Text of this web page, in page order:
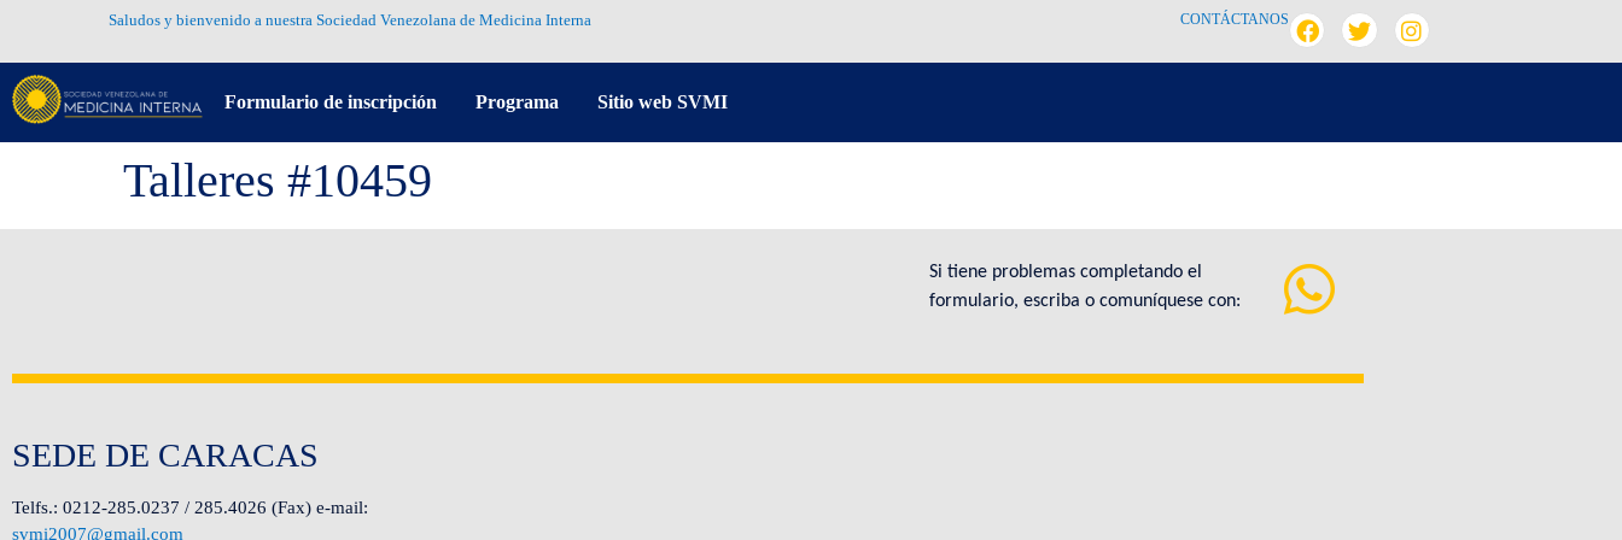
Saludos y bienvenido a nuestra Sociedad Venezolana de Medicina Interna CONTÁCTANOS
Formulario de inscripción Programa Sitio web SVMI
Talleres #10459
Si tiene problemas completando el
formulario, escriba o comuníquese con:
SEDE DE CARACAS
Telfs.: 0212-285.0237 / 285.4026 (Fax) e-mail:
svmi2007@gmail.com